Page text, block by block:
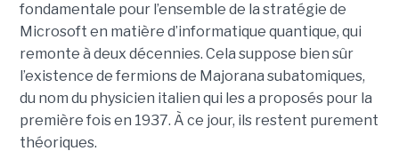
fondamentale pour l’ensemble de la stratégie de
Microsoft en matière d’informatique quantique, qui
remonte à deux décennies. Cela suppose bien sûr
l’existence de fermions de Majorana subatomiques,
du nom du physicien italien qui les a proposés pour la
première fois en 1937. À ce jour, ils restent purement
théoriques.